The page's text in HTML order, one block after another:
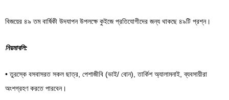
বিজয়ের ৪৯ তম বার্ষিকী উদযাপন উপলক্ষে কুইজে প্রতিযোগীদের জন্য থাকছে ৪৯টি প্রশ্ন।
নিয়মাবলি:
• তুরস্কে বসবাসরত সকল ছাত্র, পেশাজীবি (ভাই/ বোন), তার্কিশ অ্যালামনাই, ব্যবসায়ীরা
অংশগ্রহণ করতে পারবেন।